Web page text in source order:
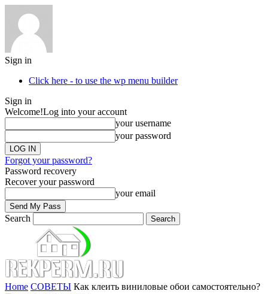
Sign in
Click here - to use the wp menu builder
Sign in
Welcome!Log into your account
your username
your password
Forgot your password?
Password recovery
Recover your password
your email
Search
Home СОВЕТЫ Как клеить виниловые обои самостоятельно?